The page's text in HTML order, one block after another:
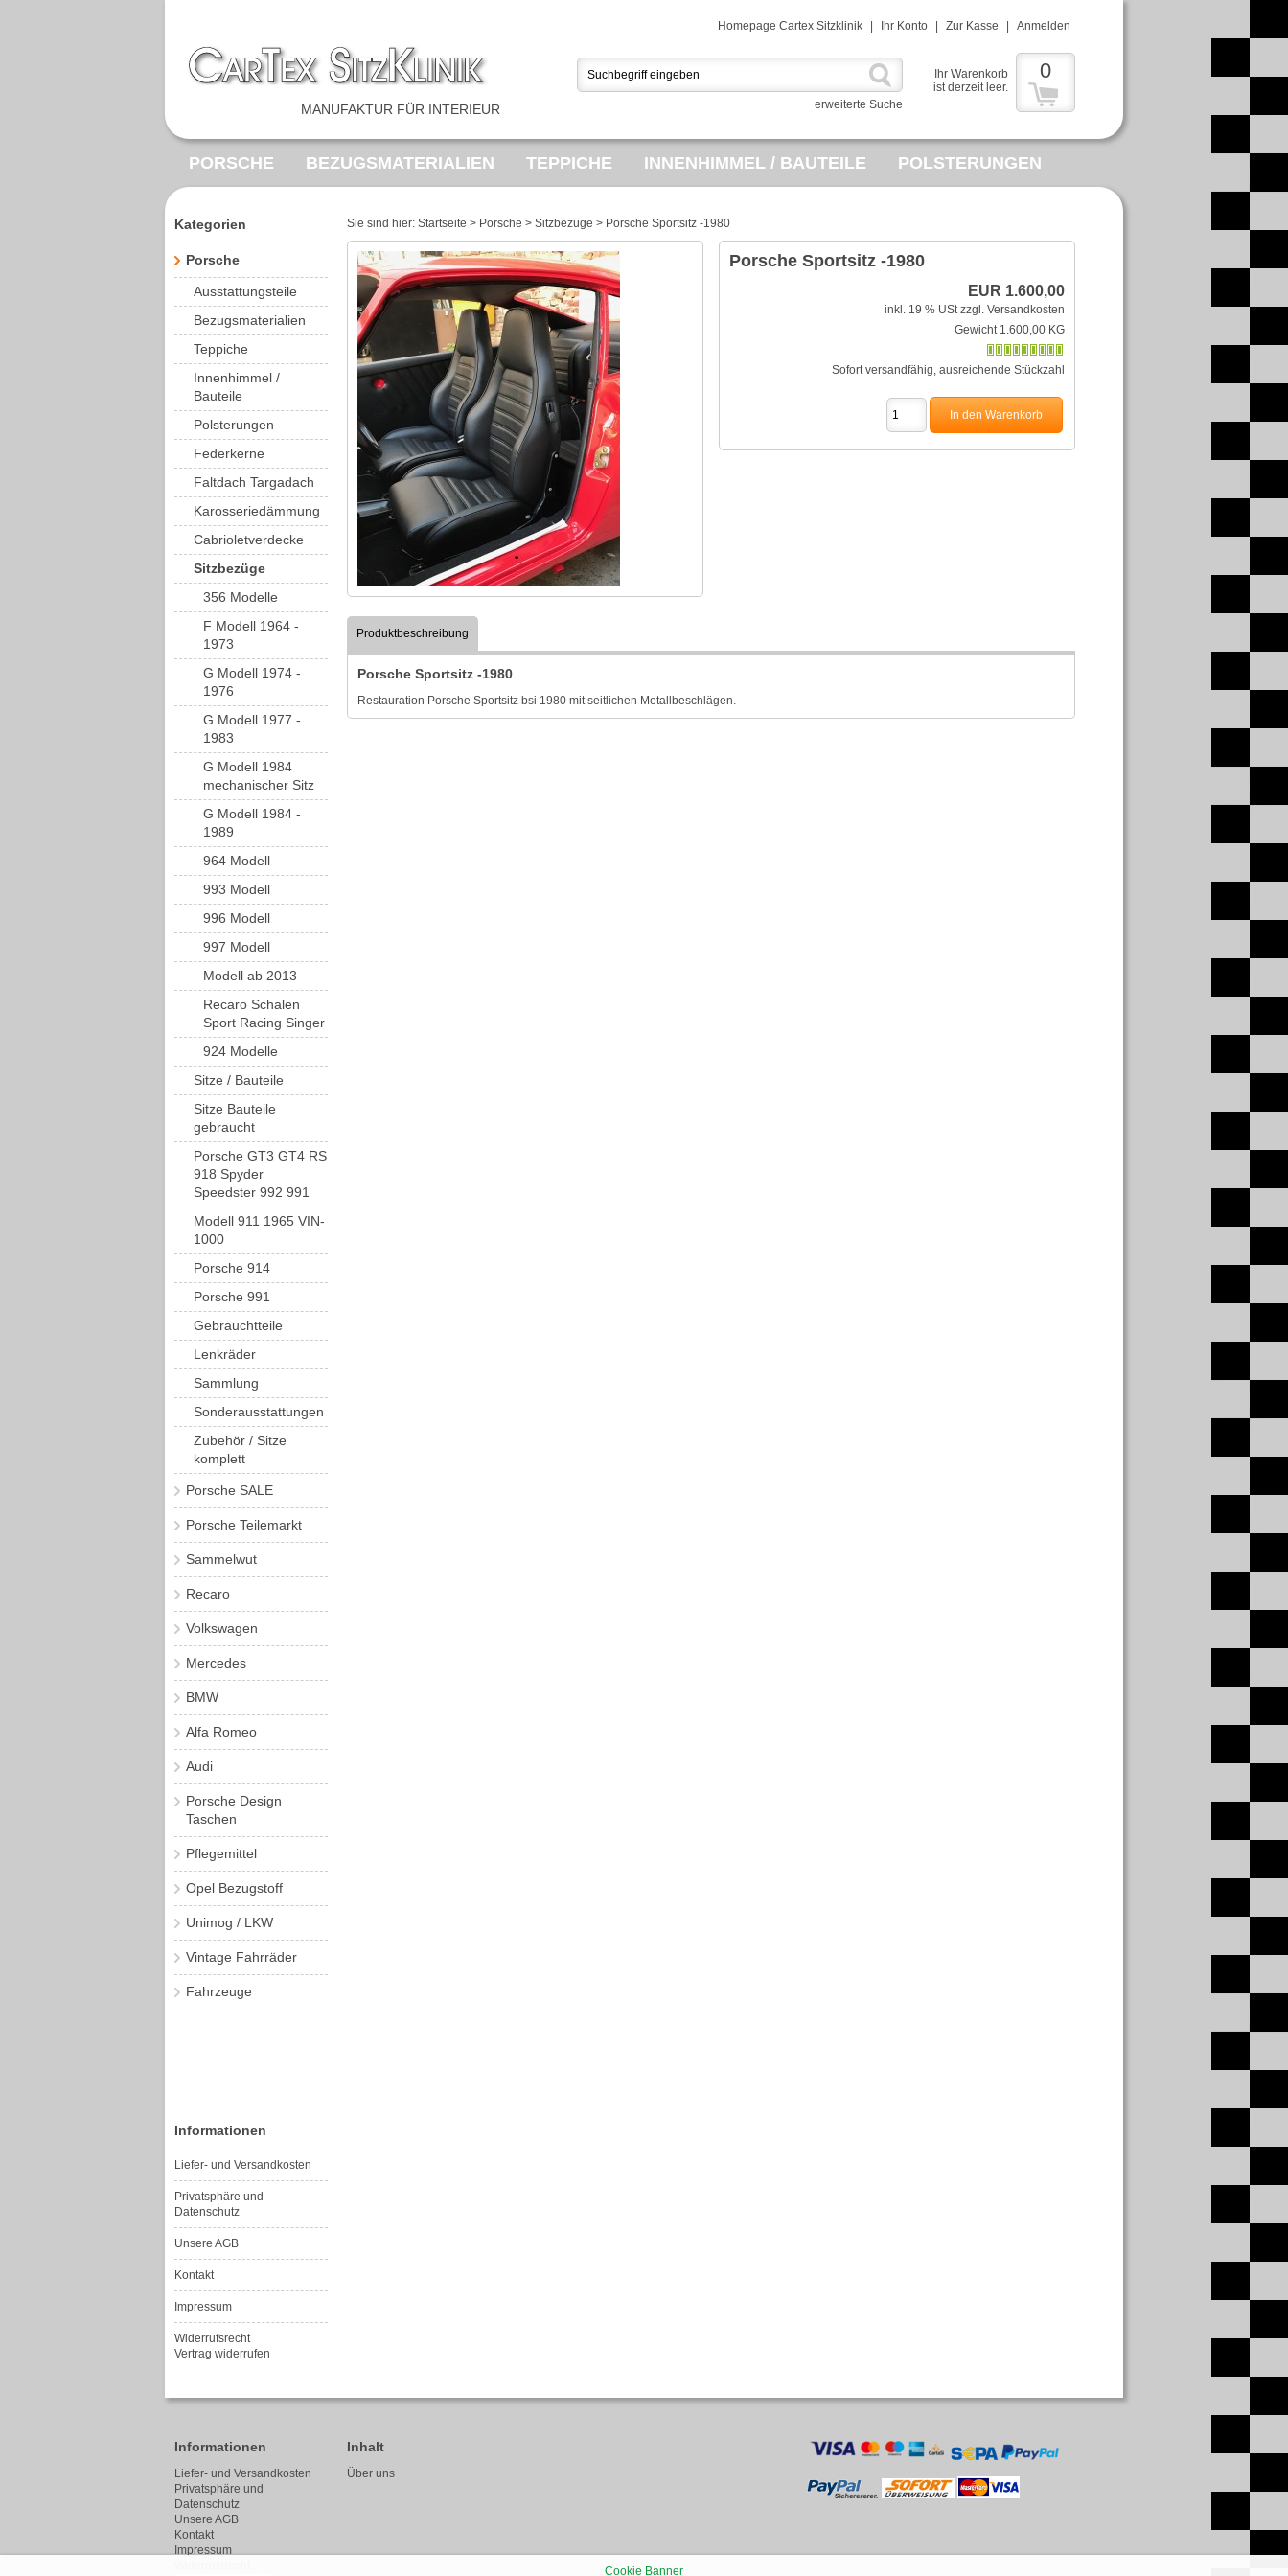
Cookie Banner
Homepage Cartex Sitzklinik Ihr Konto Zur Kasse Anmelden
MANUFAKTUR FÜR INTERIEUR erweiterte Suche
Ihr Warenkorb
ist derzeit leer.
0
PORSCHE BEZUGSMATERIALIEN TEPPICHE INNENHIMMEL / BAUTEILE POLSTERUNGEN
VOLKSWAGEN MERCEDES OPEL BEZUGSTOFF VINTAGE FAHRRÄDER
Kategorien
Porsche
Ausstattungsteile
Bezugsmaterialien
Teppiche
Innenhimmel /
Bauteile
Polsterungen
Federkerne
Faltdach Targadach
Karosseriedämmung
Cabrioletverdecke
Sitzbezüge
356 Modelle
F Modell 1964 -
1973
G Modell 1974 -
1976
G Modell 1977 -
1983
G Modell 1984
mechanischer Sitz
G Modell 1984 -
1989
964 Modell
993 Modell
996 Modell
997 Modell
Modell ab 2013
Recaro Schalen
Sport Racing Singer
924 Modelle
Sitze / Bauteile
Sitze Bauteile
gebraucht
Porsche GT3 GT4 RS
918 Spyder
Speedster 992 991
Modell 911 1965 VIN-
1000
Porsche 914
Porsche 991
Gebrauchtteile
Lenkräder
Sammlung
Sonderausstattungen
Zubehör / Sitze
komplett
Porsche SALE
Porsche Teilemarkt
Sammelwut
Recaro
Volkswagen
Mercedes
BMW
Alfa Romeo
Audi
Porsche Design
Taschen
Pflegemittel
Opel Bezugstoff
Unimog / LKW
Vintage Fahrräder
Fahrzeuge
Informationen
Liefer- und Versandkosten
Privatsphäre und
Datenschutz
Unsere AGB
Kontakt
Impressum
Widerrufsrecht
Vertrag widerrufen
Sie sind hier: Startseite > Porsche > Sitzbezüge > Porsche Sportsitz -1980
Porsche Sportsitz -1980
EUR 1.600,00
inkl. 19 % UStzzgl. Versandkosten
Gewicht 1.600,00 KG
Sofort versandfähig, ausreichende Stückzahl
Produktbeschreibung
Porsche Sportsitz -1980
Restauration Porsche Sportsitz bsi 1980 mit seitlichen Metallbeschlägen.
Informationen
Liefer- und Versandkosten
Privatsphäre und
Datenschutz
Unsere AGB
Kontakt
Impressum
Inhalt
Über uns